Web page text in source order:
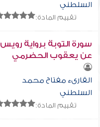
السلطني
تقييم المادة:
سورة التوبة برواية رويس
عن يعقوب الحضرمي
القارىء مفتاح محمد
السلطني
تقييم المادة: